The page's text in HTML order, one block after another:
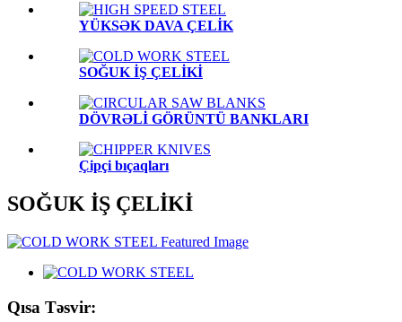
YÜKSƏK DAVA ÇELİK
SOĞUK İŞ ÇELİKİ
DÖVRƏLİ GÖRÜNTÜ BANKLARI
Çipçi bıçaqları
SOĞUK İŞ ÇELİKİ
Qısa Təsvir: